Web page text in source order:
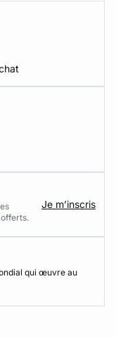
Je m’inscris
qui œuvre au